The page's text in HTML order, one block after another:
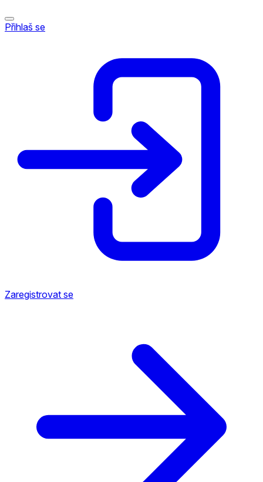
Přihlaš se
Zaregistrovat se